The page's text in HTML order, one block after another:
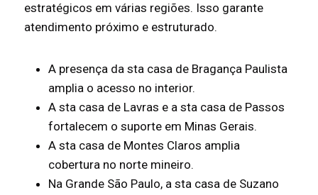
estratégicos em várias regiões. Isso garante
atendimento próximo e estruturado.
A presença da sta casa de Bragança Paulista
amplia o acesso no interior.
A sta casa de Lavras e a sta casa de Passos
fortalecem o suporte em Minas Gerais.
A sta casa de Montes Claros amplia
cobertura no norte mineiro.
Na Grande São Paulo, a sta casa de Suzano